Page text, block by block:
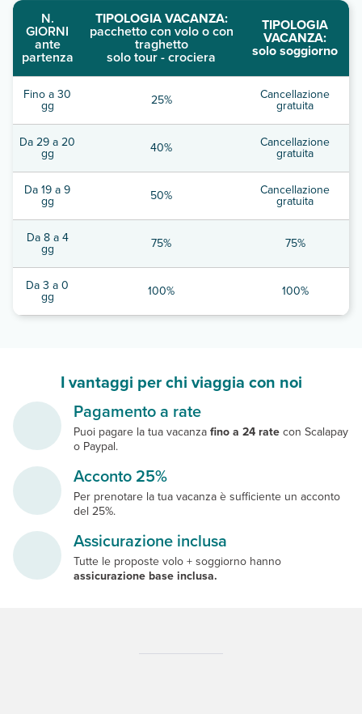
N.
GIORNI
ante
partenza
TIPOLOGIA VACANZA:
pacchetto con volo o con
traghetto
solo tour - crociera
TIPOLOGIA
VACANZA:
solo soggiorno
Fino a 30
gg 25% Cancellazione
gratuita
Da 29 a 20
gg 40% Cancellazione
gratuita
Da 19 a 9
gg 50% Cancellazione
gratuita
Da 8 a 4
gg 75% 75%
Da 3 a 0
gg 100% 100%
I vantaggi per chi viaggia con noi
Pagamento a rate
Puoi pagare la tua vacanzafino a 24 ratecon Scalapay
o Paypal.
Acconto 25%
Per prenotare la tua vacanza è sufficiente un acconto
del 25%.
Assicurazione inclusa
Tutte le proposte volo + soggiorno hanno
assicurazione base inclusa.